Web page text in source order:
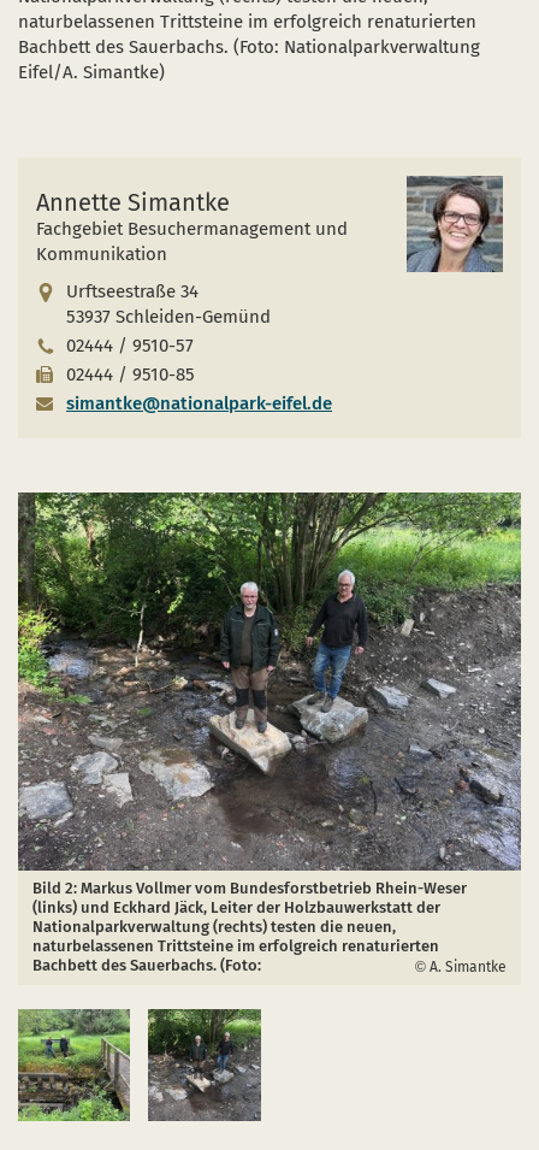
naturbelassenen Trittsteine im erfolgreich renaturierten
Bachbett des Sauerbachs. (Foto: Nationalparkverwaltung
Eifel/A. Simantke)
Annette Simantke
Fachgebiet Besuchermanagement und
Kommunikation
Urftseestraße 34
53937 Schleiden-Gemünd
02444 / 9510-57
02444 / 9510-85
simantke@nationalpark-eifel.de
Bild 2: Markus Vollmer vom Bundesforstbetrieb Rhein-Weser
(links) und Eckhard Jäck, Leiter der Holzbauwerkstatt der
Nationalparkverwaltung (rechts) testen die neuen,
naturbelassenen Trittsteine im erfolgreich renaturierten
Bachbett des Sauerbachs. (Foto:
A. Simantke